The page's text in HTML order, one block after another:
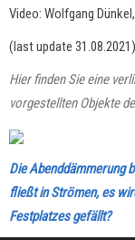
Video: Wolfgang
(last update 31.08.2021)
Hier finden Sie eine
vorgestellten Objekte
Die Abenddämmerung
fließt in Strömen, es
Festplatzes gefällt?